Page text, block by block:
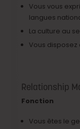
Vous vous
langues
La culture au
Vous disposez
Relationship
Fonction
Vous êtes le